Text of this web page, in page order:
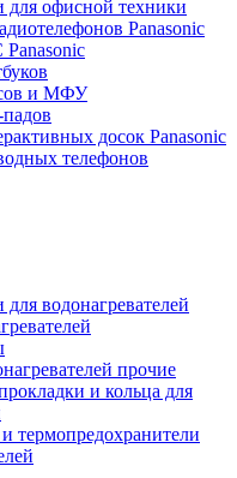
для офисной техники
Panasonic
и МФУ
досок Panasonic
телефонов
для водонагревателей
прочие
и кольца для
термопредохранители